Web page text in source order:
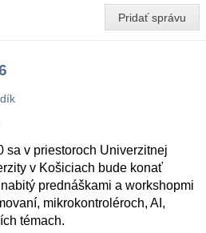
Pridať správu
sa v priestoroch Univerzitnej
v Košiciach bude konať
prednáškami a workshopmi
mikrokontroléroch, AI,
témach.